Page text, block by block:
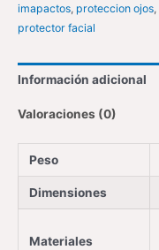
imapactos, proteccion ojos,
protector facial
Información adicional
Valoraciones (0)
Peso
Dimensiones
Materiales